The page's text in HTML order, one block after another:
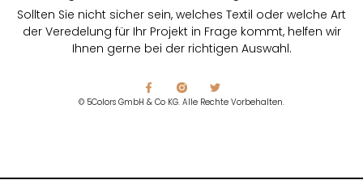
Sollten Sie nicht sicher sein, welches Textil oder welche Art
der Veredelung für Ihr Projekt in Frage kommt, helfen wir
Ihnen gerne bei der richtigen Auswahl.
© 5Colors GmbH & Co KG. Alle Rechte Vorbehalten.